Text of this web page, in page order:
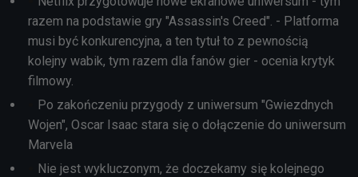
razem na podstawie gry "Assassin's Creed". - Platforma
musi być konkurencyjna, a ten tytuł to z pewnością
kolejny wabik, tym razem dla fanów gier - ocenia krytyk
filmowy.
Po zakończeniu przygody z uniwersum "Gwiezdnych
Wojen", Oscar Isaac stara się o dołączenie do uniwersum
Marvela
Nie jest wykluczonym, że doczekamy się kolejnego